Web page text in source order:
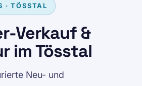
· TÖSSTAL
Verkauf &
im Tösstal
Neu- und